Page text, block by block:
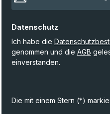
Datenschutz
Ich habe die
genommen und die AGB
einverstanden.
Die mit einem Stern (*)